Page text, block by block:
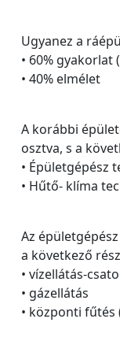
Ugyanez a
• 60%
• 40% elmélet
A korábbi
osztva, s a
• Épületgépész
• Hűtő- klíma
Az
a következő
• vízellátás-
• gázellátás
• központi